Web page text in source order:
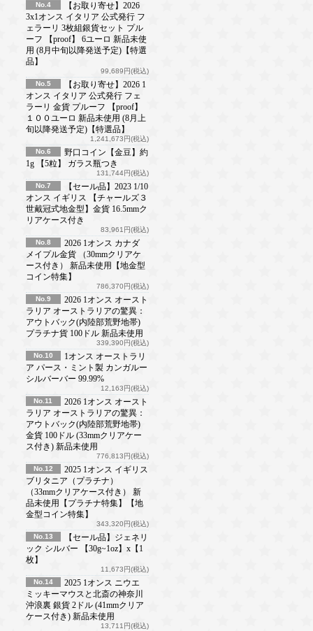
No.4
【お取り寄せ】2026
3x1オンス イタリア 公式発行 フ
ェラーリ 3枚組銀貨セット プル
ーフ 【proof】 6ユーロ 新品未使
用 (8月中旬以降発送予定)【特選
品】
99,689円(税込)
No.5
【お取り寄せ】2026 1
オンス イタリア 公式発行 フェ
ラーリ 金貨 プルーフ 【proof】
１００ユーロ 新品未使用 (8月上
旬以降発送予定)【特選品】
1,241,673円(税込)
No.6
野口コイン【金豆】約
1g 【5粒】 ガラス瓶つき
131,744円(税込)
No.7
【セール品】2023 1/10
オンス イギリス 【チャールズ３
世戴冠式地金型】金貨 16.5mmク
リアケース付き
83,961円(税込)
No.8
2026 1オンス カナダ
メイプル金貨 （30mmクリアケ
ース付き） 新品未使用【地金型
コイン特集】
786,370円(税込)
No.9
2026 1オンス オースト
ラリア オーストラリアの驚異：
アウトバック(内陸部荒野地帯)
プラチナ貨 100ドル 新品未使用
339,390円(税込)
No.10
1オンス オーストラリ
ア パース・ミント製 カンガルー
シルバーバー 99.99%
12,163円(税込)
No.11
2026 1オンス オースト
ラリア オーストラリアの驚異：
アウトバック(内陸部荒野地帯)
金貨 100ドル (33mmクリアケー
ス付き) 新品未使用
776,813円(税込)
No.12
2025 1オンス イギリス
ブリタニア（プラチナ）
（33mmクリアケース付き） 新
品未使用【プラチナ特集】【地
金型コイン特集】
343,320円(税込)
No.13
【セール品】ジェネリ
ック シルバー 【30g~1oz】x【1
枚】
11,673円(税込)
No.14
2025 1オンス ニウエ
ミッキーマウスと北斎の神奈川
沖浪裏 銀貨 2ドル (41mmクリア
ケース付き) 新品未使用
13,711円(税込)